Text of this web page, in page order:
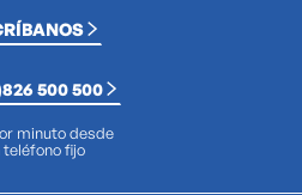
500 500
minuto desde
teléfono fijo